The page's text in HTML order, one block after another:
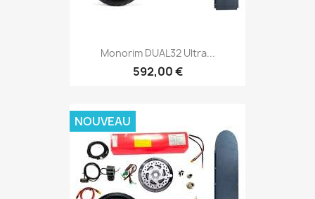
Monorim DUAL32 Ultra...
592,00 €
NOUVEAU